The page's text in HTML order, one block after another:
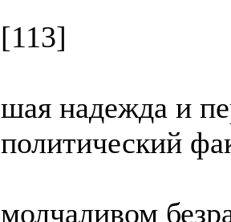
[113]
шая надежда и
политический
молчаливом